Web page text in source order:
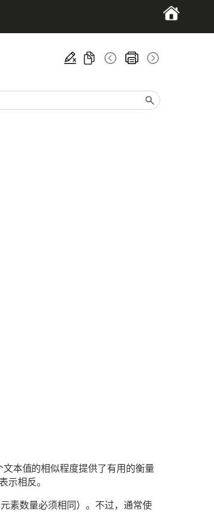
本值的相似程度提供了有用的衡量
示相反。
素数量必须相同）。不过，通常使